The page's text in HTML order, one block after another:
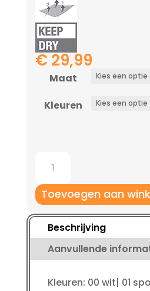
€ 29,99
Maat
Kleuren
Long
Tight
Comfort
2.0
aantal
Toevoegen aan
Beschrijving
Aanvullende
Kleuren: 00 wit| 01